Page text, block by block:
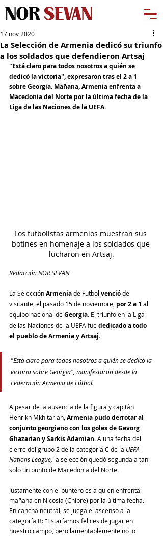
La Selección de Armenia dedicó su triunfo
a los soldados que defendieron Artsaj
17 nov 2020
"Está claro para todos nosotros a quién se
dedicó la victoria", expresaron tras el 2 a 1
sobre Georgia. Mañana, Armenia enfrenta a
Macedonia del Norte por la última fecha de la
Liga de las Naciones de la UEFA.
Los futbolistas armenios muestran sus
botines en homenaje a los soldados que
lucharon en Artsaj.
Redacción NOR SEVAN
La Selección Armenia de Futbol venció de
visitante, el pasado 15 de noviembre, por 2 a 1 al
equipo nacional de Georgia. El triunfo en la Liga
de las Naciones de la UEFA fue dedicado a todo
el pueblo de Armenia y Artsaj.
"Está claro para todos nosotros a quién se dedicó la
victoria sobre Georgia", manifestaron desde la
Federación Armenia de Fútbol.
A pesar de la ausencia de la figura y capitán
Henrikh Mkhitarian, Armenia pudo derrotar al
conjunto georgiano con los goles de Gevorg
Ghazarian y Sarkis Adamian. A una fecha del
cierre del grupo 2 de la categoría C de la UEFA
Nations League, la selección quedó segunda a tan
solo un punto de Macedonia del Norte.
Justamente con el puntero es a quien enfrenta
mañana en Nicosia (Chipre) por la última fecha.
En cancha neutral, se juega el ascenso a la
categoría B: "Estaríamos felices de jugar en
nuestro campo, pero lamentablemente no lo